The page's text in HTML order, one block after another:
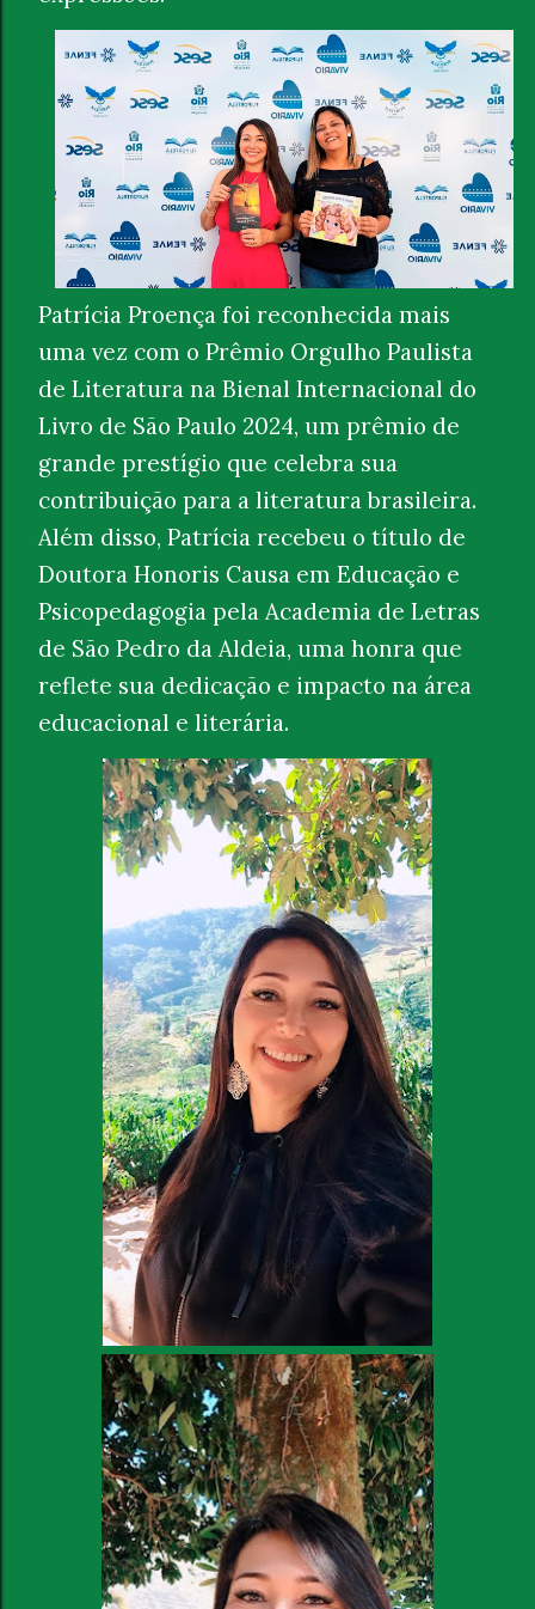
Patrícia Proença foi reconhecida mais
uma vez com o Prêmio Orgulho Paulista
de Literatura na Bienal Internacional do
Livro de São Paulo 2024, um prêmio de
grande prestígio que celebra sua
contribuição para a literatura brasileira.
Além disso, Patrícia recebeu o título de
Doutora Honoris Causa em Educação e
Psicopedagogia pela Academia de Letras
de São Pedro da Aldeia, uma honra que
reflete sua dedicação e impacto na área
educacional e literária.